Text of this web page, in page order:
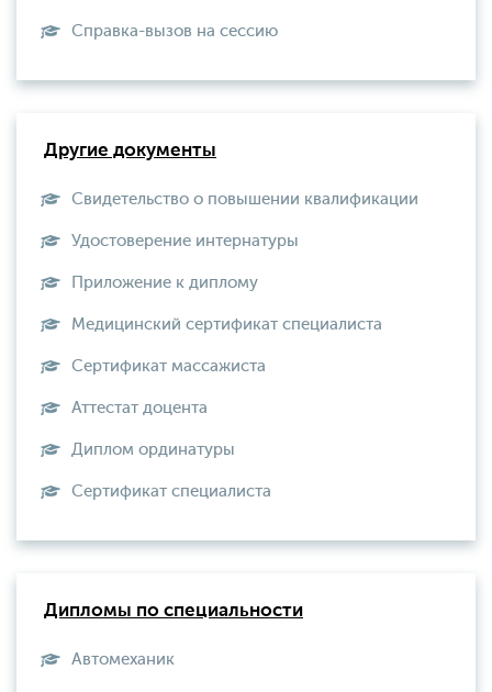
Справка-вызов на сессию
Другие документы
Свидетельство о повышении квалификации
Удостоверение интернатуры
Приложение к диплому
Медицинский сертификат специалиста
Сертификат массажиста
Аттестат доцента
Диплом ординатуры
Сертификат специалиста
Дипломы по специальности
Автомеханик